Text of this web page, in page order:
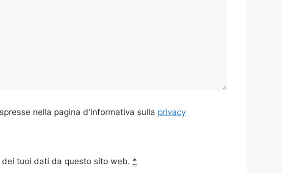
nella pagina d'informativa sulla privacy
tuoi dati da questo sito web. *